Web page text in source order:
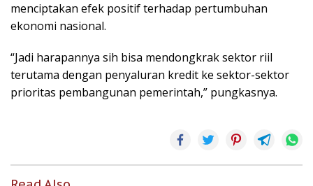
menciptakan efek positif terhadap pertumbuhan
ekonomi nasional.
“Jadi harapannya sih bisa mendongkrak sektor riil
terutama dengan penyaluran kredit ke sektor-sektor
prioritas pembangunan pemerintah,” pungkasnya.